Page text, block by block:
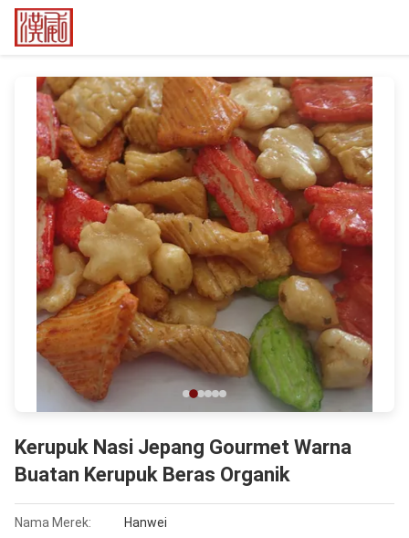
Kerupuk Nasi Jepang Gourmet Warna
Buatan Kerupuk Beras Organik
Nama Merek: Hanwei